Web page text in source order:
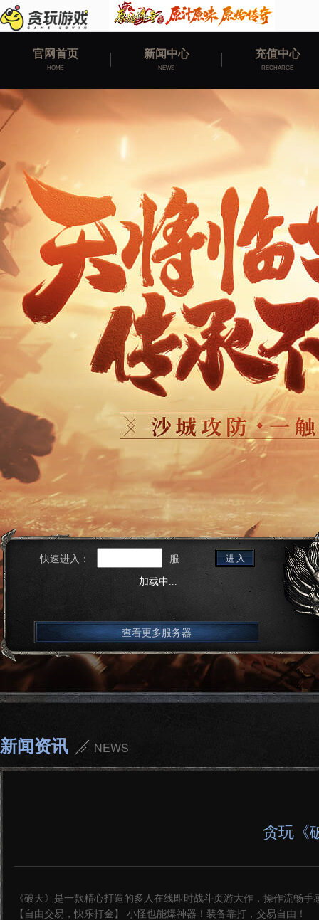
官网首页
HOME
新闻中心
NEWS
充值中心
RECHARGE
快速进入： 服 进 入
加载中...
查看更多服务器
新闻资讯 NEWS
贪玩《
《破天》是一款精心打造的多人在线即时战斗页游大作，操作流畅
【自由交易，快乐打金】 小怪也能爆神器！装备靠打，交易自由！